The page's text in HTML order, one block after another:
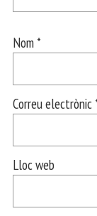
Nom *
Correu electrònic
Lloc web